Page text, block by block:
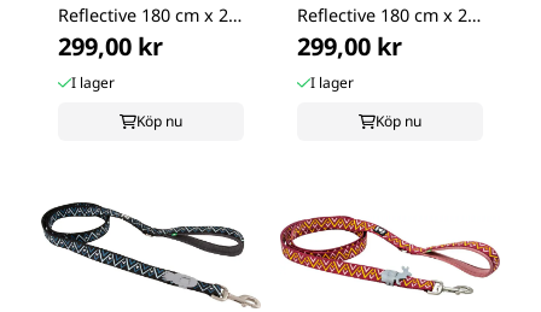
Reflective 180 cm x 20
mm, ...
299,00 kr
I lager
Köp nu
Reflective 180 cm x 20
mm, ...
299,00 kr
I lager
Köp nu